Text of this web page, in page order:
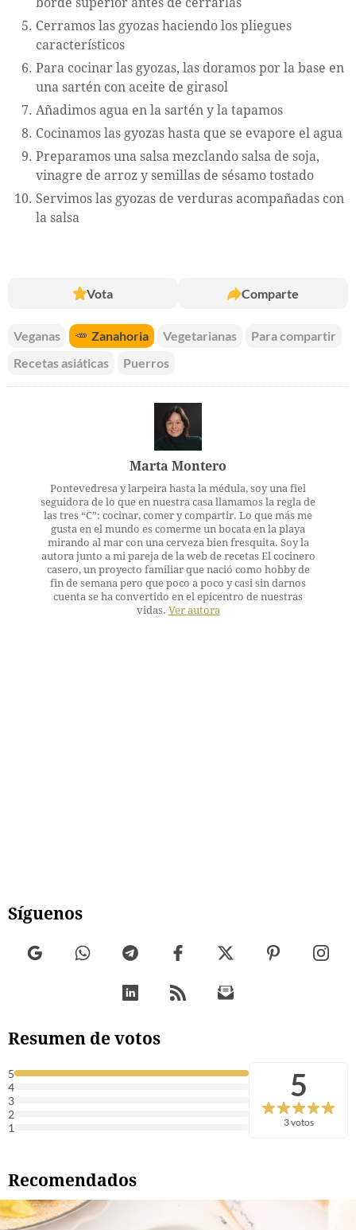
Cerramos las gyozas haciendo los pliegues
característicos
Para cocinar las gyozas, las doramos por la base en
una sartén con aceite de girasol
Añadimos agua en la sartén y la tapamos
Cocinamos las gyozas hasta que se evapore el agua
Preparamos una salsa mezclando salsa de soja,
vinagre de arroz y semillas de sésamo tostado
Servimos las gyozas de verduras acompañadas con
la salsa
Vota Comparte
Veganas 🥕 Zanahoria Vegetarianas
Para compartir
Recetas asiáticas
Puerros
Marta Montero
Pontevedresa y larpeira hasta la médula, soy una fiel
seguidora de lo que en nuestra casa llamamos la regla de
las tres “C”: cocinar, comer y compartir. Lo que más me
gusta en el mundo es comerme un bocata en la playa
mirando al mar con una cerveza bien fresquita. Soy la
autora junto a mi pareja de la web de recetas El cocinero
casero, un proyecto familiar que nació como hobby de
fin de semana pero que poco a poco y casi sin darnos
cuenta se ha convertido en el epicentro de nuestras
vidas. Ver autora
Síguenos
Resumen de votos
5
4
3
2
1
5
3 votos
Recomendados